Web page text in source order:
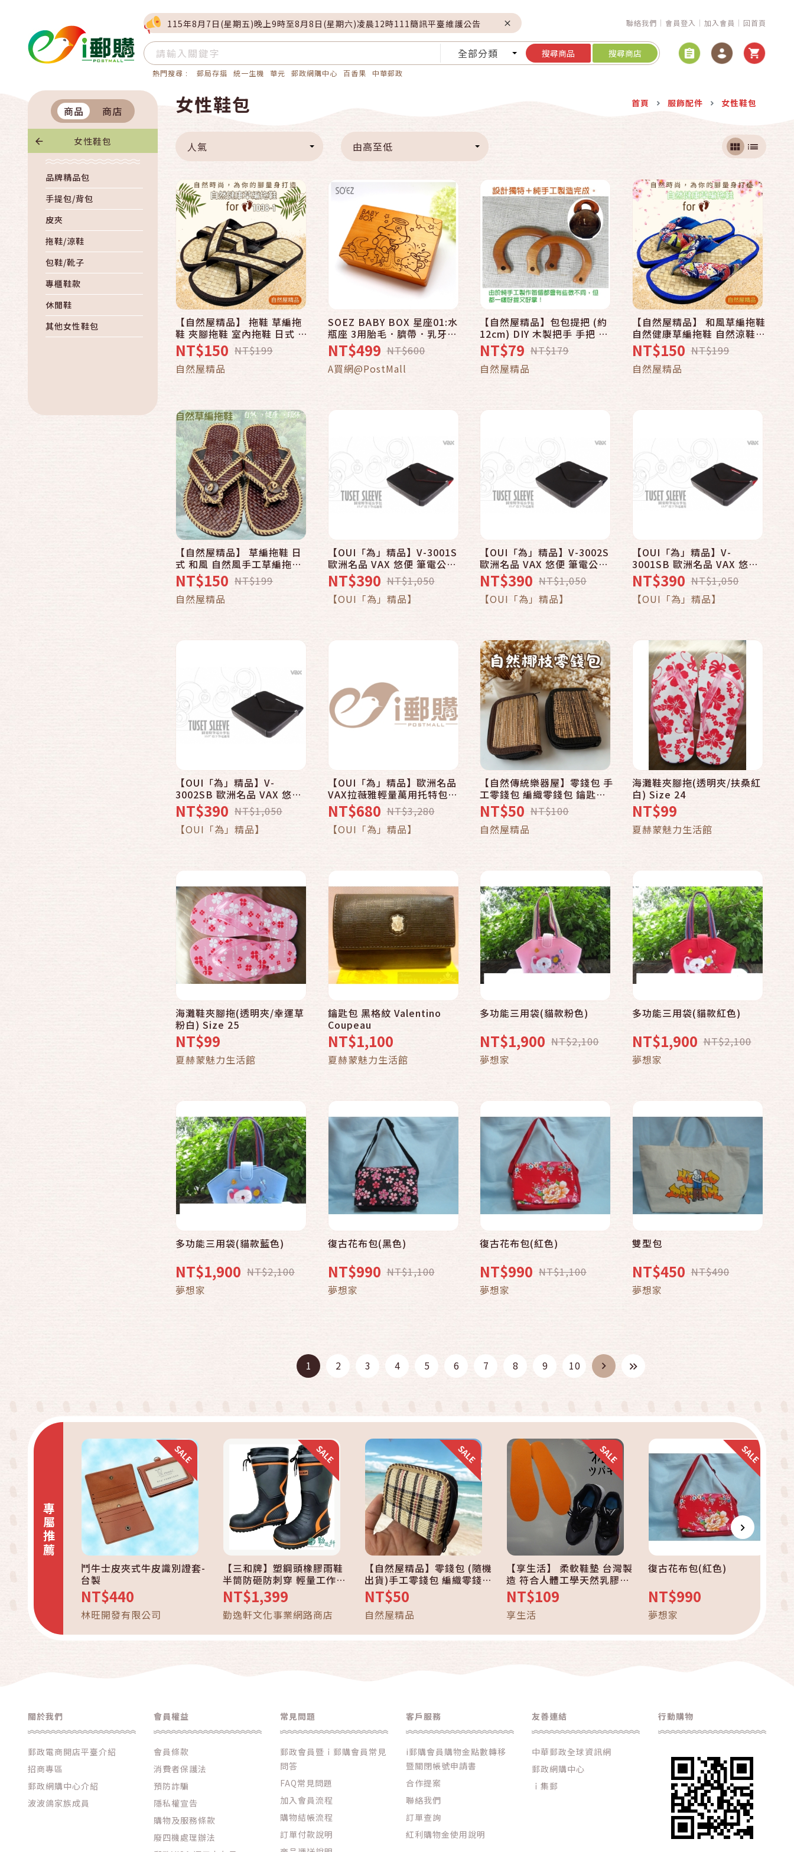
115年8月7日(星期五)晚上9時至8月8日(星期六)凌晨12時111簡訊平臺維護公告 聯絡我們 會員登入 加入會員 回首頁
全部分類 搜尋商品 搜尋商店
熱門搜尋 : 郵局存摺 統一生機 華元 郵政網購中心 百香果 中華郵政
商品 商店
女性鞋包
品牌精品包
手提包/背包
皮夾
拖鞋/涼鞋
包鞋/靴子
專櫃鞋款
休閒鞋
其他女性鞋包
女性鞋包 首頁 服飾配件 女性鞋包
人氣 由高至低
快速結帳
【自然屋精品】 拖鞋 草編拖
鞋 夾腳拖鞋 室內拖鞋 日式 和
風 手工 涼鞋 藤編 自然 健康
環保 1038-1
NT$150 NT$199
自然屋精品
SOEZ BABY BOX 星座01:水
瓶座 3用胎毛．臍帶．乳牙保
存盒~台灣製~實木雷射雕刻
NT$499 NT$600
A買網@PostMall
【自然屋精品】包包提把 (約
12cm) DIY 木製把手 手把 手
提袋手把 木製提把 提把
Wood Handle
NT$79 NT$179
自然屋精品
快速結帳
加入購物車
【自然屋精品】 和風草編拖鞋
自然健康草編拖鞋 自然涼鞋
拖鞋 夾腳拖鞋 海灘鞋 藤編拖
鞋 Slipper 1202-1
NT$150 NT$199
自然屋精品
快速結帳
加入購物車
【自然屋精品】 草編拖鞋 日
式 和風 自然風手工草編拖鞋
涼鞋 拖鞋 室內拖鞋 藤編拖鞋
情侶拖鞋 親子拖鞋 1024
NT$150 NT$199
自然屋精品
快速結帳
加入購物車
【OUI「為」精品】V-3001S
歐洲名品 VAX 悠便 筆電公事
包 - 15.4吋NB適用 - 紅色包
包
NT$390 NT$1,050
【OUI「為」精品】
快速結帳
加入購物車
【OUI「為」精品】V-3002S
歐洲名品 VAX 悠便 筆電公事
包 - 15.4吋NB適用 - 灰色包
包
NT$390 NT$1,050
【OUI「為」精品】
快速結帳
加入購物車
【OUI「為」精品】V-
3001SB 歐洲名品 VAX 悠便
筆電公事包 - 13.5吋NB適用 -
紅色包包
NT$390 NT$1,050
【OUI「為」精品】
快速結帳
加入購物車
【OUI「為」精品】V-
3002SB 歐洲名品 VAX 悠便
筆電公事包 - 13.5吋NB適用 -
灰色包包
NT$390 NT$1,050
【OUI「為」精品】
快速結帳
加入購物車
【OUI「為」精品】歐洲名品
VAX拉薇雅輕量萬用托特包16
吋-熱賣款多色可選 (森林綠)
NT$680 NT$3,280
【OUI「為」精品】
快速結帳
加入購物車
【自然傳統樂器屋】零錢包 手
工零錢包 編織零錢包 鑰匙包
椰枝編織零錢包 手工編織小包
收納零錢 天然手工質感 椰枝
素材環保設計 椰子工藝
NT$50 NT$100
自然屋精品
快速結帳
加入購物車
海灘鞋夾腳拖(透明夾/扶桑紅
白) Size 24
NT$99
夏赫蒙魅力生活館
快速結帳
加入購物車
海灘鞋夾腳拖(透明夾/幸運草
粉白) Size 25
NT$99
夏赫蒙魅力生活館
快速結帳
加入購物車
鑰匙包 黑格紋 Valentino
Coupeau
NT$1,100
夏赫蒙魅力生活館
快速結帳
加入購物車
多功能三用袋(貓款粉色)
NT$1,900 NT$2,100
夢想家
快速結帳
加入購物車
多功能三用袋(貓款紅色)
NT$1,900 NT$2,100
夢想家
快速結帳
加入購物車
多功能三用袋(貓款藍色)
NT$1,900 NT$2,100
夢想家
快速結帳
加入購物車
復古花布包(黑色)
NT$990 NT$1,100
夢想家
快速結帳
加入購物車
復古花布包(紅色)
NT$990 NT$1,100
夢想家
快速結帳
加入購物車
雙型包
NT$450 NT$490
夢想家
1 2 3 4 5 6 7 8 9 10
專屬推薦
鬥牛士皮夾式牛皮識別證套-
台製
NT$440
林旺開發有限公司
快速結帳
【三和牌】塑鋼頭橡膠雨鞋
半筒防砸防刺穿 輕量工作鞋
防水鞋 止滑鞋 建築用鞋 塑鋼
鞋 工地鞋 緩震耐穿 耐磨耐鐵
屑 超輕舒適 黑色
NT$1,399
勤逸軒文化事業網路商店
快速結帳
【自然屋精品】零錢包 (隨機
出貨)手工零錢包 編織零錢包
草編零錢包 香草根手工編織
零錢包 鑰匙包 手工編織小包
收納零錢 自然香草編織小包
NT$50
自然屋精品
快速結帳
【享生活】 柔軟鞋墊 台灣製
造 符合人體工學天然乳膠發
泡 厚實柔軟 極富彈性 適合長
時間站立或行走 慢跑鞋墊 各
種鞋類均適用
NT$109
享生活
復古花布包(紅色)
NT$990
夢想家
關於我們
郵政電商開店平臺介紹
招商專區
郵政網購中心介紹
波波鴿家族成員
會員權益
會員條款
消費者保護法
預防詐騙
隱私權宣告
購物及服務條款
廢四機處理辦法
常見問題
郵政會員暨ｉ郵購會員常見
問答
FAQ常見問題
加入會員流程
購物結帳流程
訂單付款說明
客戶服務
i郵購會員購物金點數轉移
暨關閉帳號申請書
合作提案
聯絡我們
訂單查詢
紅利購物金使用說明
友善連結
中華郵政全球資訊網
郵政網購中心
ｉ集郵
行動購物